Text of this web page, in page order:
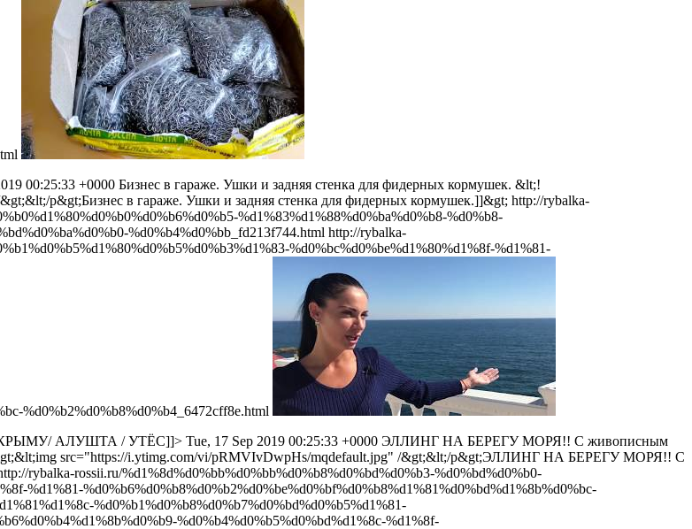
00:25:33 +0000 Бизнес в гараже. Ушки и задняя стенка для фидерных кормушек. &lt;!
p&gt;Бизнес в гараже. Ушки и задняя стенка для фидерных кормушек.]]&gt; http://rybalka-
%d1%83%d1%88%d0%ba%d0%b8-%d0%b8-
%d0%b4%d0%bb_fd213f744.html http://rybalka-
%d0%bc%d0%be%d1%80%d1%8f-%d1%81-
%d0%b2%d0%b8%d0%b4_6472cff8e.html
АЛУШТА / УТЁС]]> Tue, 17 Sep 2019 00:25:33 +0000 ЭЛЛИНГ НА БЕРЕГУ МОРЯ!! С живописным
src="https://i.ytimg.com/vi/pRMVIvDwpHs/mqdefault.jpg" /&gt;&lt;/p&gt;ЭЛЛИНГ НА БЕРЕГУ МОРЯ!! С
rybalka-rossii.ru/%d1%8d%d0%bb%d0%bb%d0%b8%d0%bd%d0%b3-%d0%bd%d0%b0-
%d1%81-%d0%b6%d0%b8%d0%b2%d0%be%d0%bf%d0%b8%d1%81%d0%bd%d1%8b%d0%bc-
%d0%b1%d0%b8%d0%b7%d0%bd%d0%b5%d1%81-
%d0%b4%d0%b5%d0%bd%d1%8c-%d1%8f-